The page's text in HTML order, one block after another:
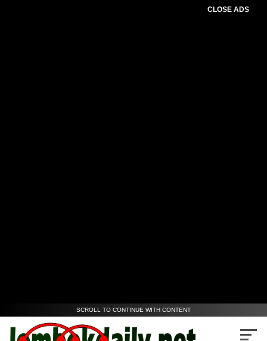
CLOSE ADS
SCROLL TO CONTINUE WITH CONTENT